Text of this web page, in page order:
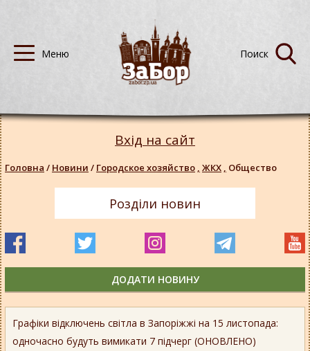
Графіки відключень світла в Запоріжжі на 15 листопада:
одночасно будуть вимикати 7 підчерг (ОНОВЛЕНО)
Вхід на сайт
Головна / Новини / Городское хозяйство , ЖКХ , Общество
Розділи новин
ДОДАТИ НОВИНУ